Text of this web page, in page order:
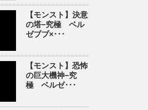
【モンスト】決意
の塔−究極 ベル
ゼブブ×･･･
【モンスト】恐怖
の巨大機神−究
極 ベルゼ･･･